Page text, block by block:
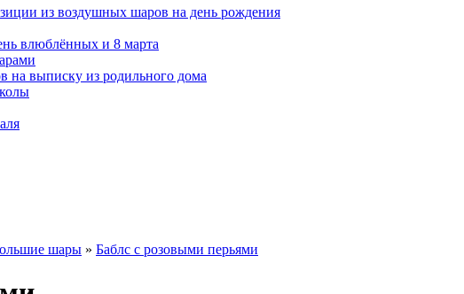
из воздушных шаров на день рождения
влюблённых и 8 марта
выписку из родильного дома
шары » Баблс с розовыми перьями